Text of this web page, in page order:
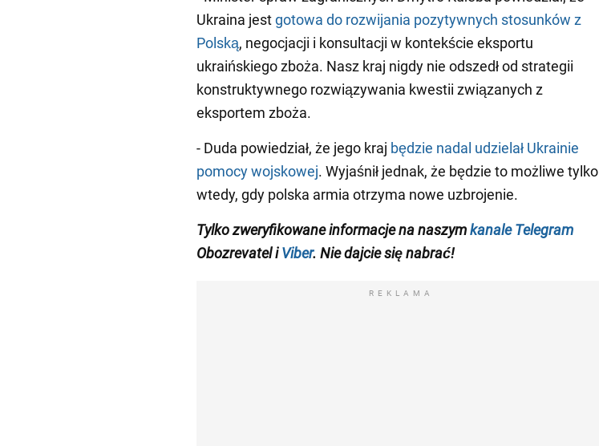
Ukraina jestgotowa do rozwijania pozytywnych stosunków z
Polską, negocjacji i konsultacji w kontekście eksportu
ukraińskiego zboża. Nasz kraj nigdy nie odszedł od strategii
konstruktywnego rozwiązywania kwestii związanych z
eksportem zboża.
- Duda powiedział, że jego kraj będzie nadal udzielał Ukrainie
pomocy wojskowej. Wyjaśnił jednak, że będzie to możliwe tylko
wtedy, gdy polska armia otrzyma nowe uzbrojenie.
Tylko zweryfikowane informacje na naszymkanale Telegram
Obozrevatel iViber. Nie dajcie się nabrać!
REKLAMA